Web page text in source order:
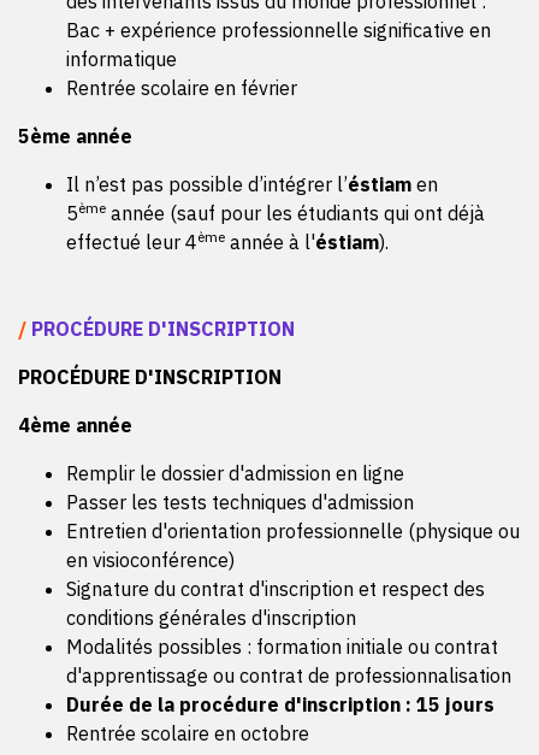
aux études de cas, rapport de stage
Mise en situation professionnelle : s
centre de formation, ou sur projet consultant mené pour
le compte d’une entreprise
individuelle
BLOC 5 : Travaux écrits : notes de synthèse relatives
aux études de cas, rapport de stage
centre de formation, ou sur projet consultant mené pour
le compte d’une entreprise
Présentation orale devant le jury : p
Bac + expérience professionnelle significative en
informatique
Rentrée scolaire en février
5ème année
Il n’est pas possible d’intégrer l’éstiam en
5ème année (sauf pour les étudiants qui ont déjà
effectué leur 4ème année à l'éstiam).
/ PROCÉDURE D'INSCRIPTION
PROCÉDURE D'INSCRIPTION
4ème année
Remplir le dossier d'admission en ligne
Passer les tests techniques d'admission
Entretien d'orientation professionnelle (physique ou
en visioconférence)
Signature du contrat d'inscription et respect des
conditions générales d'inscription
Modalités possibles : formation initiale ou contrat
d'apprentissage ou contrat de professionnalisation
Durée de la procédure d'inscription : 15 jours
Rentrée scolaire en octobre